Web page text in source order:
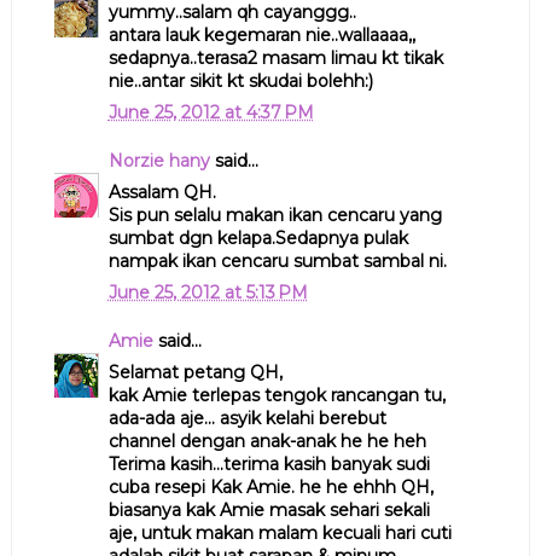
yummy..salam qh cayanggg..
antara lauk kegemaran nie..wallaaaa,,
sedapnya..terasa2 masam limau kt tikak
nie..antar sikit kt skudai bolehh:)
June 25, 2012 at 4:37 PM
Norzie hanysaid...
Assalam QH.
Sis pun selalu makan ikan cencaru yang
sumbat dgn kelapa.Sedapnya pulak
nampak ikan cencaru sumbat sambal ni.
June 25, 2012 at 5:13 PM
Amiesaid...
Selamat petang QH,
kak Amie terlepas tengok rancangan tu,
ada-ada aje... asyik kelahi berebut
channel dengan anak-anak he he heh
Terima kasih...terima kasih banyak sudi
cuba resepi Kak Amie. he he ehhh QH,
biasanya kak Amie masak sehari sekali
aje, untuk makan malam kecuali hari cuti